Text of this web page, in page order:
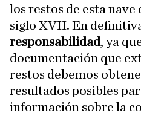
los restos de esta
siglo XVII. En
responsabilidad, ya
documentación que
restos debemos
resultados posibles
información sobre la